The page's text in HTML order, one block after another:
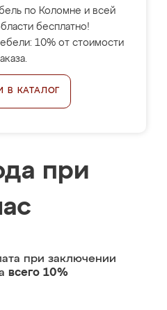
по Коломне и всей
бесплатно!
10% от стоимости
В КАТАЛОГ
при
при заключении
всего 10%